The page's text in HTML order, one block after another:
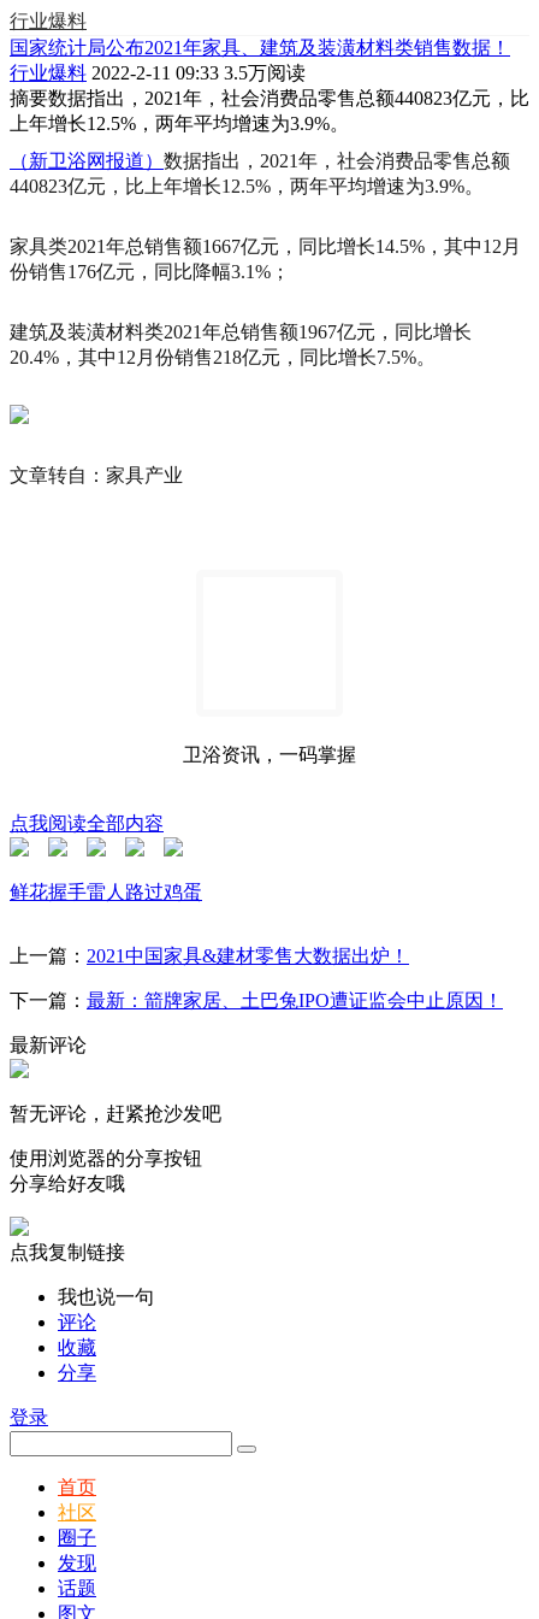
行业爆料
国家统计局公布2021年家具、建筑及装潢材料类销售数据！
行业爆料 2022-2-11 09:33 3.5万阅读
摘要数据指出，2021年，社会消费品零售总额440823亿元，比
上年增长12.5%，两年平均增速为3.9%。
（新卫浴网报道） 数据指出，2021年，社会消费品零售总额
440823亿元，比上年增长12.5%，两年平均增速为3.9%。
家具类2021年总销售额1667亿元，同比增长14.5%，其中12月
份销售176亿元，同比降幅3.1%；
建筑及装潢材料类2021年总销售额1967亿元，同比增长
20.4%，其中12月份销售218亿元，同比增长7.5%。
文章转自：家具产业
卫浴资讯，一码掌握
点我阅读全部内容
鲜花握手雷人 路过鸡蛋
上一篇： 2021中国家具&建材零售大数据出炉！
下一篇： 最新：箭牌家居、土巴兔IPO遭证监会中止原因！
最新评论
暂无评论，赶紧抢沙发吧
使用浏览器的分享按钮
分享给好友哦
点我复制链接
我也说一句
评论
收藏
分享
登录
首页
社区
圈子
发现
话题
图文